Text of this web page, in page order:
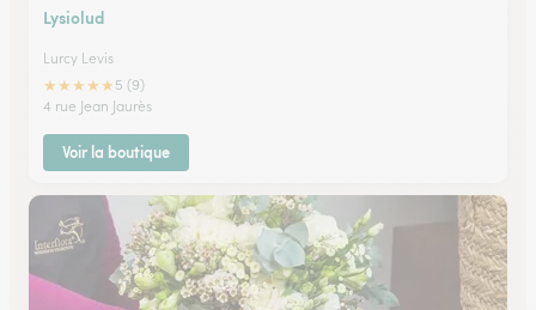
Lysiolud
Lurcy Levis
★★★★★ 5 (9)
4 rue Jean Jaurès
Voir la boutique